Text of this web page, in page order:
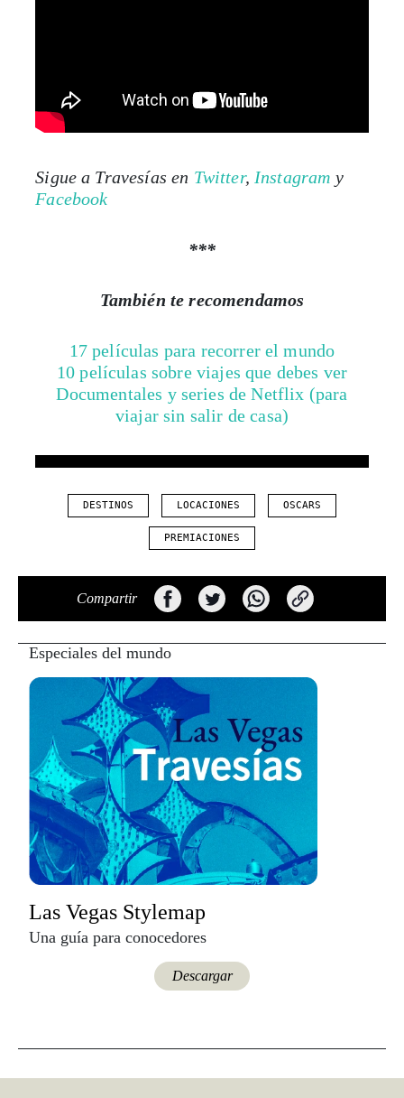
Sigue a Travesías en Twitter, Instagram y
Facebook
***
También te recomendamos
17 películas para recorrer el mundo
10 películas sobre viajes que debes ver
Documentales y series de Netflix (para
viajar sin salir de casa)
DESTINOS LOCACIONES OSCARS
PREMIACIONES
Compartir
Especiales del mundo
Las Vegas Stylemap
Una guía para conocedores
Descargar